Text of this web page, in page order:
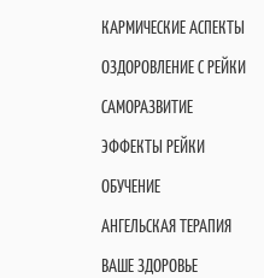
КАРМИЧЕСКИЕ АСПЕКТЫ
ОЗДОРОВЛЕНИЕ С РЕЙКИ
САМОРАЗВИТИЕ
ЭФФЕКТЫ РЕЙКИ
ОБУЧЕНИЕ
АНГЕЛЬСКАЯ ТЕРАПИЯ
ВАШЕ ЗДОРОВЬЕ